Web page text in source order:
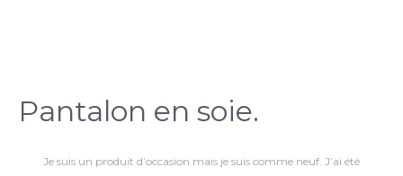
Pantalon en soie.
Je suis un produit d’occasion mais je suis comme neuf. J’ai été